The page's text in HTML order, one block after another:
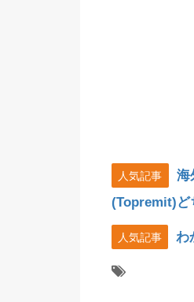
人気記事
海
(Topremit)ど
人気記事 わ